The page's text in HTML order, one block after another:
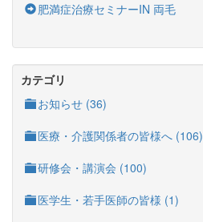
肥満症治療セミナーIN 両毛
カテゴリ
お知らせ (36)
医療・介護関係者の皆様へ (106)
研修会・講演会 (100)
医学生・若手医師の皆様 (1)